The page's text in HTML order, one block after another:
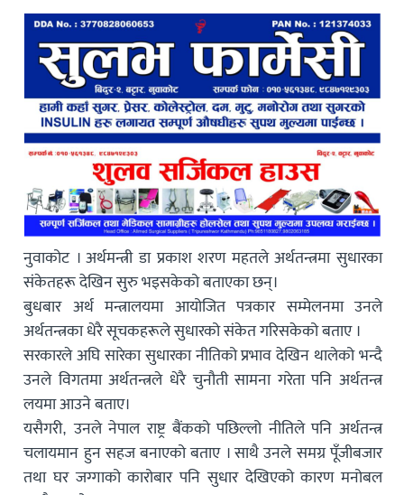
नुवाकोट । अर्थमन्त्री डा प्रकाश शरण महतले अर्थतन्त्रमा सुधारका
संकेतहरू देखिन सुरु भइसकेको बताएका छन्।
बुधबार अर्थ मन्त्रालयमा आयोजित पत्रकार सम्मेलनमा उनले
अर्थतन्त्रका धेरै सूचकहरूले सुधारको संकेत गरिसकेको बताए ।
सरकारले अघि सारेका सुधारका नीतिको प्रभाव देखिन थालेको भन्दै
उनले विगतमा अर्थतन्त्रले धेरै चुनौती सामना गरेता पनि अर्थतन्त्र
लयमा आउने बताए।
यसैगरी, उनले नेपाल राष्ट्र बैंकको पछिल्लो नीतिले पनि अर्थतन्त्र
चलायमान हुन सहज बनाएको बताए । साथै उनले समग्र पूँजीबजार
तथा घर जग्गाको कारोबार पनि सुधार देखिएको कारण मनोबल